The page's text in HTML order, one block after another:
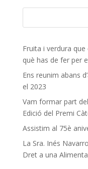
Fruita i verdura
què has de fer per
Ens reunim abans
el 2023
Vam formar part
Edició del Premi
Assistim al 75è
La Sra. Inés
Dret a una